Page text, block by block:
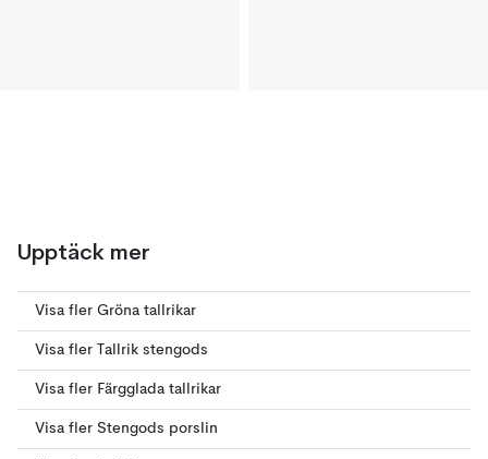
Upptäck mer
Visa fler Gröna tallrikar
Visa fler Tallrik stengods
Visa fler Färgglada tallrikar
Visa fler Stengods porslin